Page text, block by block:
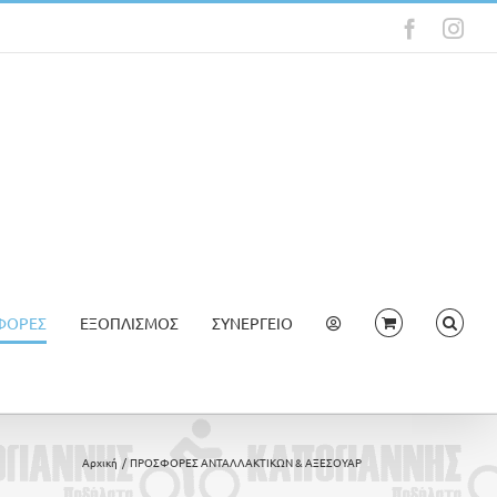
ΕΞΟΠΛΙΣΜΟΣ ΣΥΝΕΡΓΕΙΟ
Αρχική ΠΡΟΣΦΟΡΕΣ ΑΝΤΑΛΛΑΚΤΙΚΩΝ & ΑΞΕΣΟΥΑΡ